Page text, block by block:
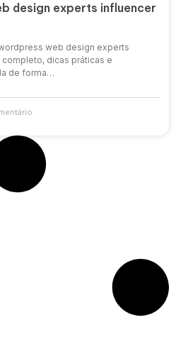
design experts influencer
web design experts
dicas práticas e
de forma…